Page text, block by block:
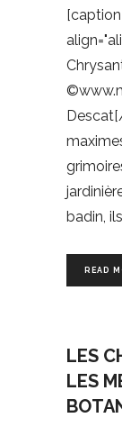
badin,
READ
LES
LES